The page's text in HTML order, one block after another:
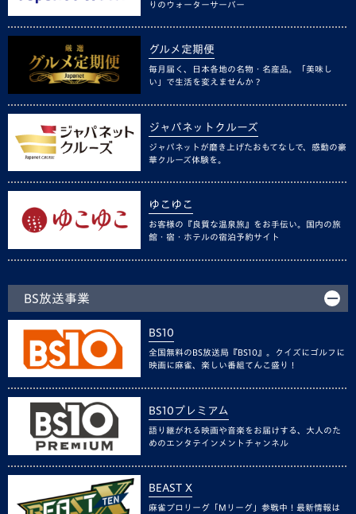
りのウォーターサーバー
グルメ定期便
毎月届く、日本各地の名物・名産品。「美味し
い」で生活を変えませんか？
ジャパネットクルーズ
ジャパネットが磨き上げたおもてなしで、感動の豪
華クルーズ体験を。
ゆこゆこ
お客様の『良質な温泉旅』をお手伝い。国内の旅
館・宿・ホテルの宿泊予約サイト
BS放送事業
BS10
全国無料のBS放送局『BS10』。クイズにゴルフに
映画に麻雀、楽しい番組てんこ盛り！
BS10プレミアム
語り継がれる映画や音楽をお届けする、大人のた
めのエンタテインメントチャンネル
BEAST X
麻雀プロリーグ「Mリーグ」参戦中！最新情報は